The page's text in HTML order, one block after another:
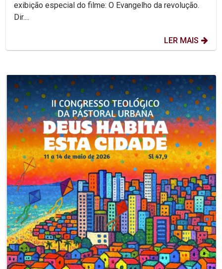
exibição especial do filme: O Evangelho da revolução.
Dir....
LER MAIS